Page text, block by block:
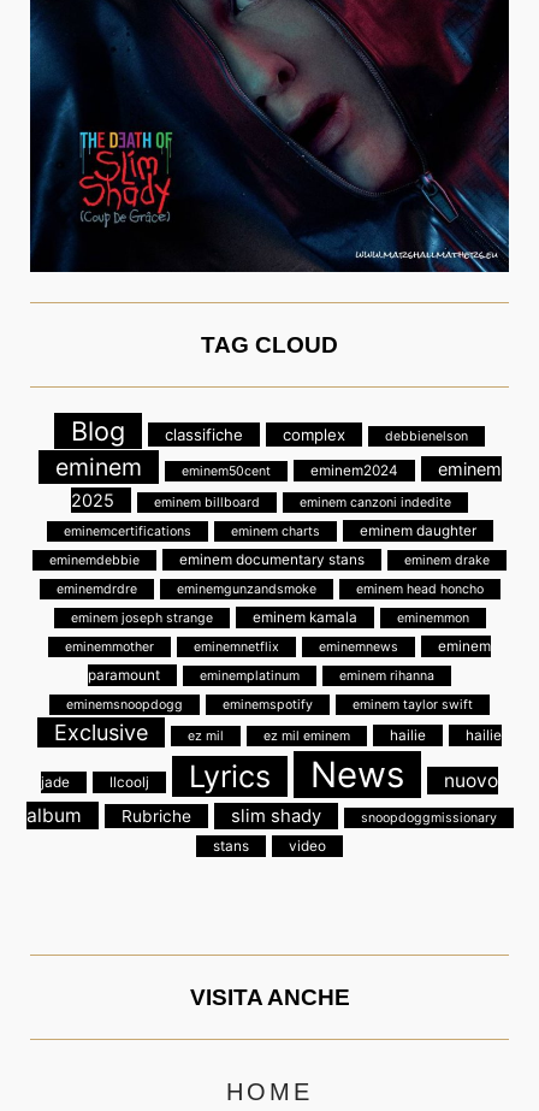
TAG CLOUD
Blog classifiche complex debbienelson
eminem eminem50cent eminem2024
eminem
2025
eminem billboard
eminem canzoni indedite
eminemcertifications
eminem charts eminem daughter
eminemdebbie eminem documentary stans
eminem drake
eminemdrdre
eminemgunzandsmoke
eminem head honcho
eminem joseph strange
eminem kamala
eminemmon
eminemmother
eminemnetflix eminemnews
eminem
paramount
eminemplatinum
eminem rihanna
eminemsnoopdogg
eminemspotify eminem taylor swift
Exclusive ez mil ez mil eminem hailie hailie
jade llcoolj Lyrics News
nuovo
album
Rubriche slim shady snoopdoggmissionary
stans video
VISITA ANCHE
HOME